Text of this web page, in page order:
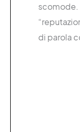
scomode.
di parola